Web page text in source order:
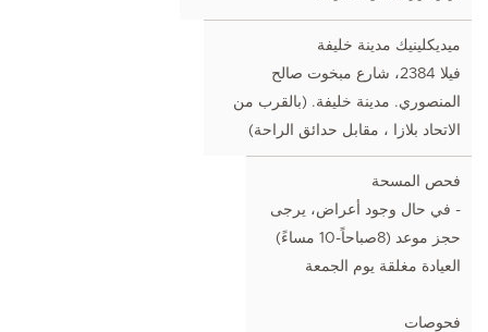
ميديكلينيك مدينة خليفة
فيلا 2384، شارع مبخوت صالح
المنصوري. مدينة خليفة. (بالقرب من
الاتحاد بلازا ، مقابل حدائق الراحة)
فحص المسحة
- في حال وجود أعراض، يرجى
حجز موعد (8صباحاً-10 مساءً)
العيادة مغلقة يوم الجمعة
فحوصات